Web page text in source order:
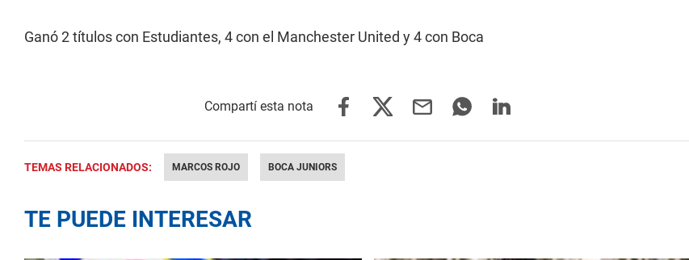
Ganó 2 títulos con Estudiantes, 4 con el Manchester United y 4 con Boca
TEMAS RELACIONADOS: MARCOS ROJO BOCA JUNIORS
TE PUEDE INTERESAR